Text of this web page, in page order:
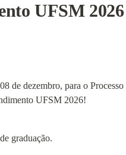
UFSM 2026
de dezembro, para o Processo
UFSM 2026!
graduação.